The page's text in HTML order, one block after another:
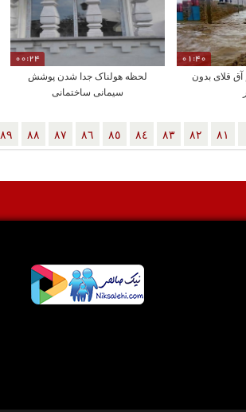
01:40
قلای بدون
00:24
لحظه هولناک جدا شدن پوشش
سیمانی ساختمانی
٨١ ٨٢ ٨٣ ٨٤ ٨٥ ٨٦ ٨٧ ٨٨ ٨٩